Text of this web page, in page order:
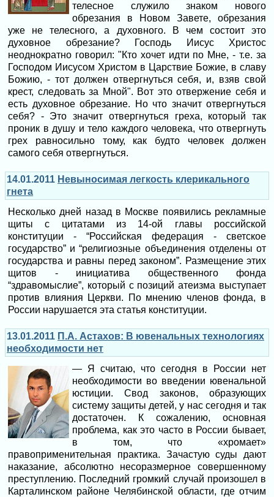
телесное служило знаком нового
обрезания в Новом Завете, обрезания
уже не телесного, а духовного. В чем состоит это
духовное обрезание? Господь Иисус Христос
неоднократно говорил: "Кто хочет идти по Мне, - т.е. за
Господом Иисусом Христом в Царствие Божие, в славу
Божию, - тот должен отвергнуться себя, и, взяв свой
крест, следовать за Мной". Вот это отвержение себя и
есть духовное обрезание. Но что значит отвергнуться
себя? - Это значит отвергнуться греха, который так
проник в душу и тело каждого человека, что отвергнуть
грех равносильно тому, как будто человек должен
самого себя отвергнуться.
14.01.2011 Невыносимая легкость клерикального
гнета
Несколько дней назад в Москве появились рекламные
щиты с цитатами из 14-ой главы российской
конституции - “Российская федерация - светское
государство” и “религиозные объединения отделены от
государства и равны перед законом”. Размещение этих
щитов - инициатива общественного фонда
“здравомыслие”, который с позиций атеизма выступает
против влияния Церкви. По мнению членов фонда, в
России нарушается эта статья конституции.
13.01.2011 П.А. Астахов: В ювенальных технологиях
необходимости нет
— Я считаю, что сегодня в России нет
необходимости во введении ювенальной
юстиции. Свод законов, образующих
систему защиты детей, у нас сегодня и так
достаточен. К сожалению, основная
проблема, как это часто в России бывает,
в том, что «хромает»
правоприменительная практика. Зачастую суды дают
наказание, абсолютно несоразмерное совершенному
преступлению. Последний громкий случай произошел в
Карталинском районе Челябинской области, где отчим